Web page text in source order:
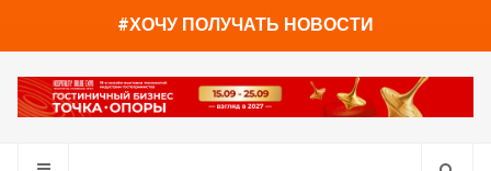
#ХОЧУ ПОЛУЧАТЬ НОВОСТИ